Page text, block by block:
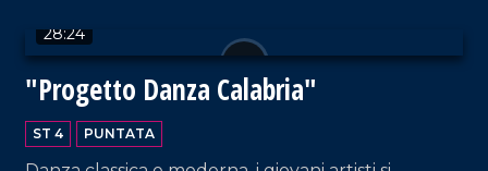
28:24
"Progetto Danza Calabria"
ST 4 PUNTATA
VAI AL TITOLO